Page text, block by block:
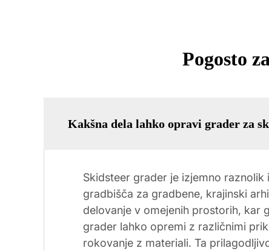
Pogosto
Kakšna dela lahko opravi grader za
Skidsteer grader je izjemno
gradbišča za gradbene, krajinski
delovanje v omejenih prostorih, kar
grader lahko opremi z različnimi
rokovanje z materiali. Ta